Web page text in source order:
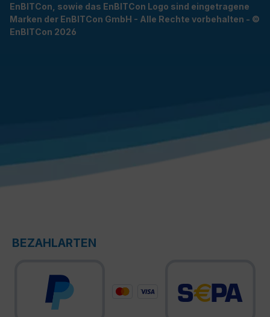
EnBITCon, sowie das EnBITCon Logo sind eingetragene
Marken der EnBITCon GmbH - Alle Rechte vorbehalten - ©
EnBITCon 2026
BEZAHLARTEN